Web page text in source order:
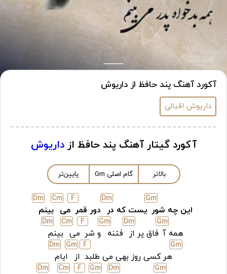
آکورد آهنگ پند حافظ از داریوش
داریوش اقبالی
آکورد گیتار آهنگ پند حافظ ازداریوش
بالاتر گام اصلی Gm پایین‌تر
این چه شور
Gm
یست که در
Dm
دور قمر
F
می
Cm
بینم
Dm
همه آ
Gm
فاق پر از
Dm
فتنه
Gm
و شر
F
می
Cm
بینم
Dm
Gm
هر کسی روز بهی می طلبد
F
از
Gm
ایام
Dm
Gm
Dm
Gm
F
Cm
Dm